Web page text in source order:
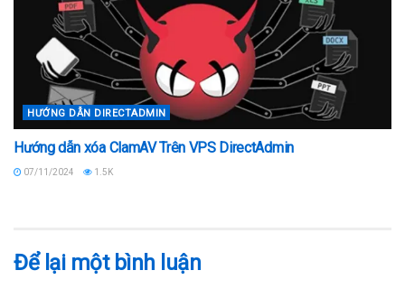
HƯỚNG DẪN DIRECTADMIN
Hướng dẫn xóa ClamAV Trên VPS DirectAdmin
07/11/2024 1.5K
Để lại một bình luận